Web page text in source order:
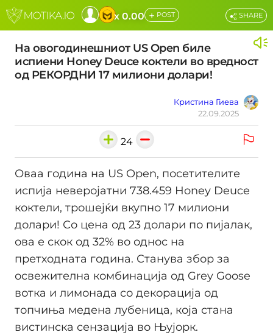
x 0.00 + POST
На овогодинешниот US Open биле
испиени Honey Deuce коктели во вредност
од РЕКОРДНИ 17 милиони долари!
Кристина Гиева
22.09.2025
SHARE
24
Оваа година на US Open, посетителите
испија неверојатни 738.459 Honey Deuce
коктели, трошејќи вкупно 17 милиони
долари! Со цена од 23 долари по пијалак,
ова е скок од 32% во однос на
претходната година. Станува збор за
освежителна комбинација од Grey Goose
вотка и лимонада со декорација од
топчиња медена лубеница, која стана
вистинска сензација во Њујорк.